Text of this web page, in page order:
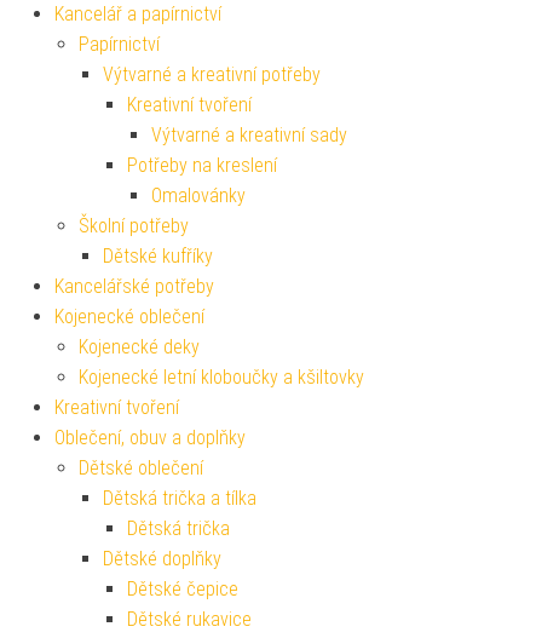
Kancelář a papírnictví
Papírnictví
Výtvarné a kreativní potřeby
Kreativní tvoření
Výtvarné a kreativní sady
Potřeby na kreslení
Omalovánky
Školní potřeby
Dětské kufříky
Kancelářské potřeby
Kojenecké oblečení
Kojenecké deky
Kojenecké letní kloboučky a kšiltovky
Kreativní tvoření
Oblečení, obuv a doplňky
Dětské oblečení
Dětská trička a tílka
Dětská trička
Dětské doplňky
Dětské čepice
Dětské rukavice